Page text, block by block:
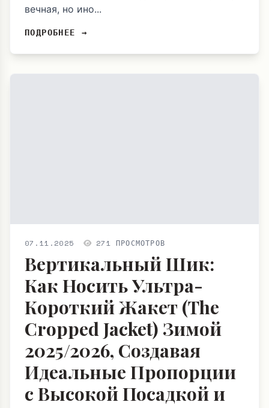
вечная, но ино...
ПОДРОБНЕЕ →
07.11.2025 271 ПРОСМОТРОВ
Вертикальный Шик:
Как Носить Ультра-
Короткий Жакет (The
Cropped Jacket) Зимой
2025/2026, Создавая
Идеальные Пропорции
с Высокой Посадкой и